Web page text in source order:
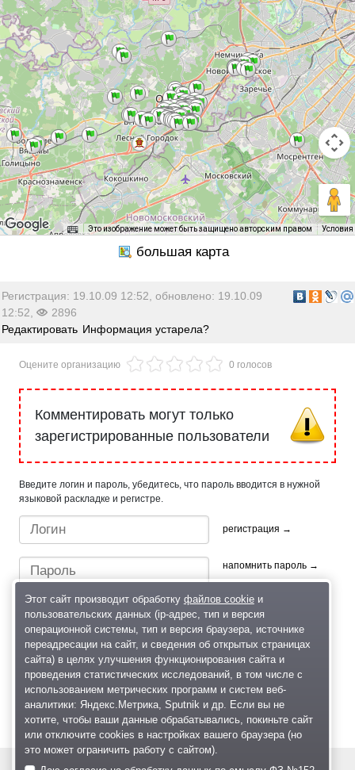
Это изображение может быть защищено авторским правом Условия
Регистрация: 19.10.09 12:52, обновлено: 19.10.09
12:52,
2896
Редактировать Информация устарела?
Оцените организацию 0 голосов
Комментировать могут только
зарегистрированные пользователи
Введите логин и пароль, убедитесь, что пароль вводится в нужной
языковой раскладке и регистре.
регистрация →
напомнить пароль →
Быстрый вход/регистрация, используя профиль в:
Этот сайт производит обработку файлов cookieи
пользовательских данных (ip-адрес, тип и версия
операционной системы, тип и версия браузера, источнике
переадресации на сайт, и сведения об открытых страницах
сайта) в целях улучшения функционирования сайта и
проведения статистических исследований, в том числе с
использованием метрических программ и систем веб-
аналитики: Яндекс.Метрика, Sputnik и др. Если вы не
хотите, чтобы ваши данные обрабатывались, покиньте сайт
или отключите cookies в настройках вашего браузера (но
это может ограничить работу с сайтом).